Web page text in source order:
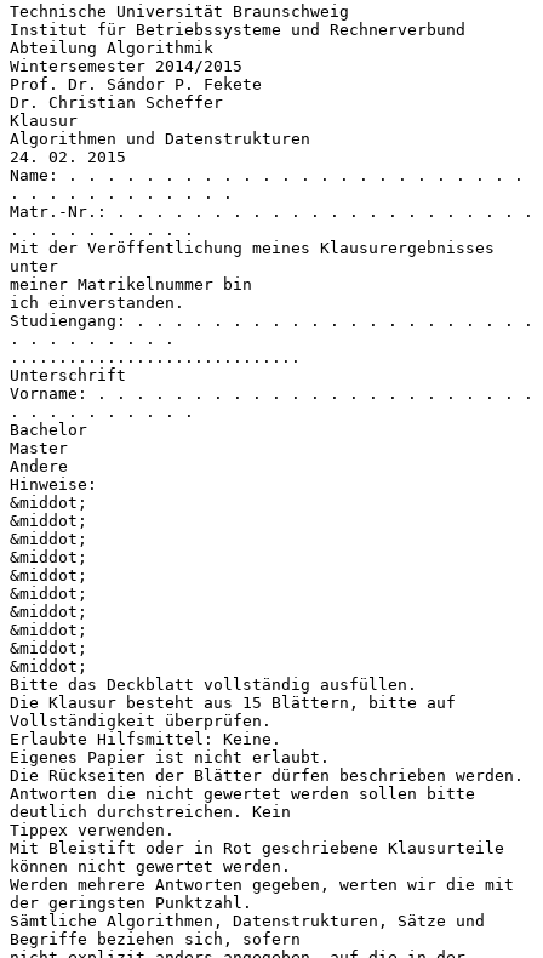
Technische Universität Braunschweig
Institut für Betriebssysteme und Rechnerverbund
Abteilung Algorithmik
Wintersemester 2014/2015
Prof. Dr. Sándor P. Fekete
Dr. Christian Scheffer
Klausur
Algorithmen und Datenstrukturen
24. 02. 2015
Name: . . . . . . . . . . . . . . . . . . . . . . . .
. . . . . . . . . . . .
Matr.-Nr.: . . . . . . . . . . . . . . . . . . . . . .
. . . . . . . . . .
Mit der Veröffentlichung meines Klausurergebnisses
unter
meiner Matrikelnummer bin
ich einverstanden.
Studiengang: . . . . . . . . . . . . . . . . . . . . .
. . . . . . . . .
..............................
Unterschrift
Vorname: . . . . . . . . . . . . . . . . . . . . . . .
. . . . . . . . . .
Bachelor
Master
Andere
Hinweise:
&middot;
&middot;
&middot;
&middot;
&middot;
&middot;
&middot;
&middot;
&middot;
&middot;
Bitte das Deckblatt vollständig ausfüllen.
Die Klausur besteht aus 15 Blättern, bitte auf
Vollständigkeit überprüfen.
Erlaubte Hilfsmittel: Keine.
Eigenes Papier ist nicht erlaubt.
Die Rückseiten der Blätter dürfen beschrieben werden.
Antworten die nicht gewertet werden sollen bitte
deutlich durchstreichen. Kein
Tippex verwenden.
Mit Bleistift oder in Rot geschriebene Klausurteile
können nicht gewertet werden.
Werden mehrere Antworten gegeben, werten wir die mit
der geringsten Punktzahl.
Sämtliche Algorithmen, Datenstrukturen, Sätze und
Begriffe beziehen sich, sofern